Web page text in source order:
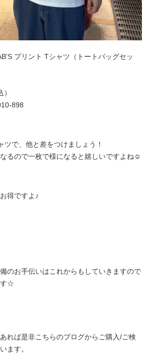
プリント Tシャツ（トートバッグセッ
898
ツで、他と差をつけましょう！
るので一枚で様になると嬉しいですよね☺︎
得ですよ♪
のお手伝いはこれからもしていきますので
す☆
れば是非こちらのブログからご購入/ご検
ます。